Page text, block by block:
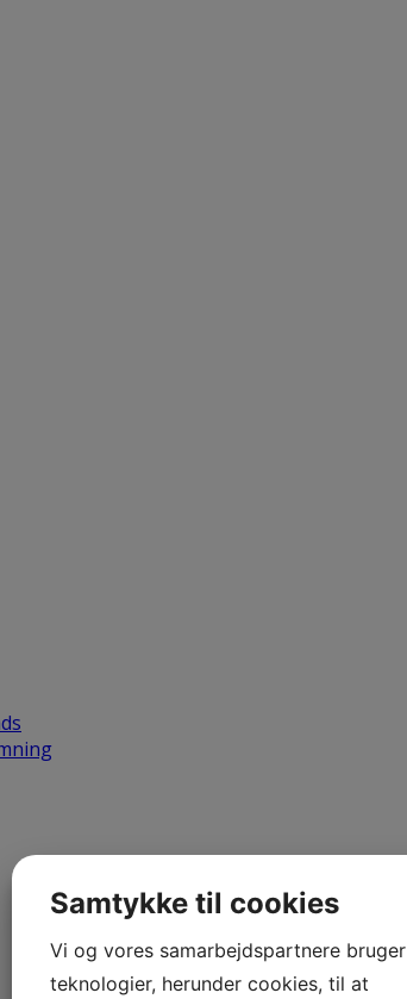
Samtykke til cookies
Vi og vores samarbejdspartnere bruger
teknologier, herunder cookies, til at